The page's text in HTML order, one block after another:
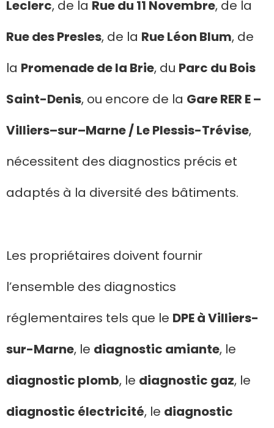
Leclerc, de la Rue du 11 Novembre, de la
Rue des Presles, de la Rue Léon Blum, de
la Promenade de la Brie, du Parc du Bois
Saint-Denis, ou encore de la Gare RER E –
Villiers–sur–Marne / Le Plessis-Trévise,
nécessitent des diagnostics précis et
adaptés à la diversité des bâtiments.
Les propriétaires doivent fournir
l’ensemble des diagnostics
réglementaires tels que le DPE à Villiers-
sur-Marne, le diagnostic amiante, le
diagnostic plomb, le diagnostic gaz, le
diagnostic électricité, le diagnostic